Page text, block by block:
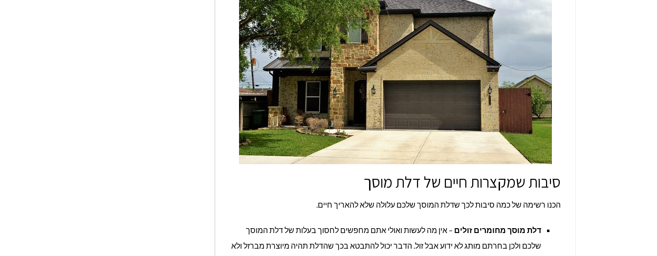
סיבות שמקצרות חיים של דלת מוסך
הכנו רשימה של כמה סיבות לכך שדלת המוסך שלכם עלולה שלא להאריך חיים.
דלת מוסך מחומרים זולים – אין מה לעשות ואולי אתם מחפשים לחסוך בעלות של דלת המוסך
שלכם ולכן בחרתם מותג לא ידוע אבל זול. הדבר יכול להתבטא בכך שהדלת תהיה מיוצרת מברזל ולא